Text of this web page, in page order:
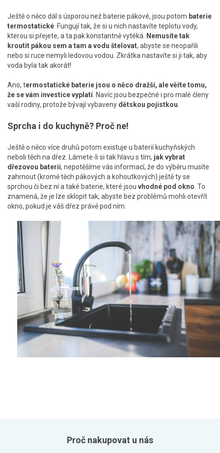
Ještě o něco dál s úsporou než baterie pákové, jsou potom baterie
termostatické . Fungují tak, že si u nich nastavíte teplotu vody,
kterou si přejete, a ta pak konstantně vytéká.
Nemusíte tak
kroutit pákou sem a tam a vodu štelovat, abyste se neopařili
nebo si ruce nemyli ledovou vodou. Zkrátka nastavíte si ji tak, aby
voda byla tak akorát!
Ano, termostatické baterie jsou o něco dražší, ale věřte tomu,
že se vám investice vyplatí . Navíc jsou bezpečné i pro malé členy
vaší rodiny, protože bývají vybaveny dětskou pojistkou
Sprcha i do kuchyně? Proč ne!
Ještě o něco více druhů potom existuje u baterií kuchyňských
neboli těch na dřez. Lámete-li si tak hlavu s tím, jak vybrat
dřezovou baterii, nepotěšíme vás informací, že do výběru musíte
zahrnout (kromě těch pákových a kohoutkových) ještě ty se
sprchou či bez ní a také baterie, které jsou vhodné pod okno . To
znamená, že je lze sklopit tak, abyste bez problémů mohli otevřít
okno, pokud je váš dřez právě pod ním.
Proč nakupovat u nás